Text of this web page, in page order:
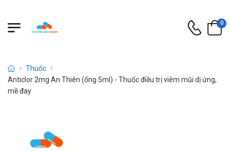
0
Thuốc
Anticlor 2mg An Thiên (ống 5ml) - Thuốc điều trị viêm mũi dị ứng,
mề đay